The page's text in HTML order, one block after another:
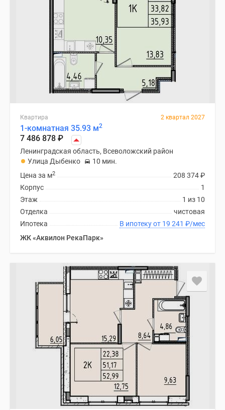
Квартира 2 квартал 2027
1-комнатная 35.93 м2
7 486 878 ₽
Ленинградская область, Всеволожский район
Улица Дыбенко
10 мин.
208 374₽
Цена за м2
1
Корпус
1 из 10
Этаж
чистовая
Отделка
В ипотеку от 19 241 ₽/мес
Ипотека
ЖК «Аквилон РекаПарк»